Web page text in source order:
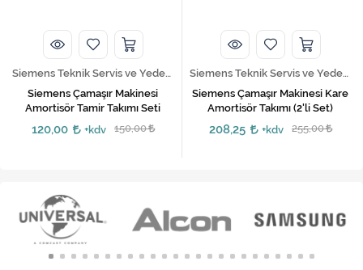
Siemens Teknik Servis ve Yedek Parça Hizmetleri
Siemens Çamaşır Makinesi
Amortisör Tamir Takımı Seti
120,00 +kdv 150,00
Siemens Teknik Servis ve Yedek Parça Hizmetleri
Siemens Çamaşır Makinesi Kare
Amortisör Takımı (2'li Set)
208,25 +kdv 255,00